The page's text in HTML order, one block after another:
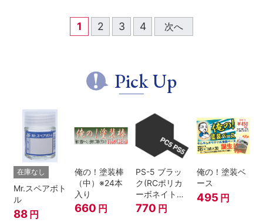
1 2 3 4 次へ
Pick Up
在庫なし
Mr.スペアボト
ル
88 円
俺の！塗装棒
（中）※24本
入り
660 円
PS-5 ブラッ
ク(RCポリカ
ーボネイトボ
ディ塗装用)
770 円
俺の！塗装ベ
ース
495 円